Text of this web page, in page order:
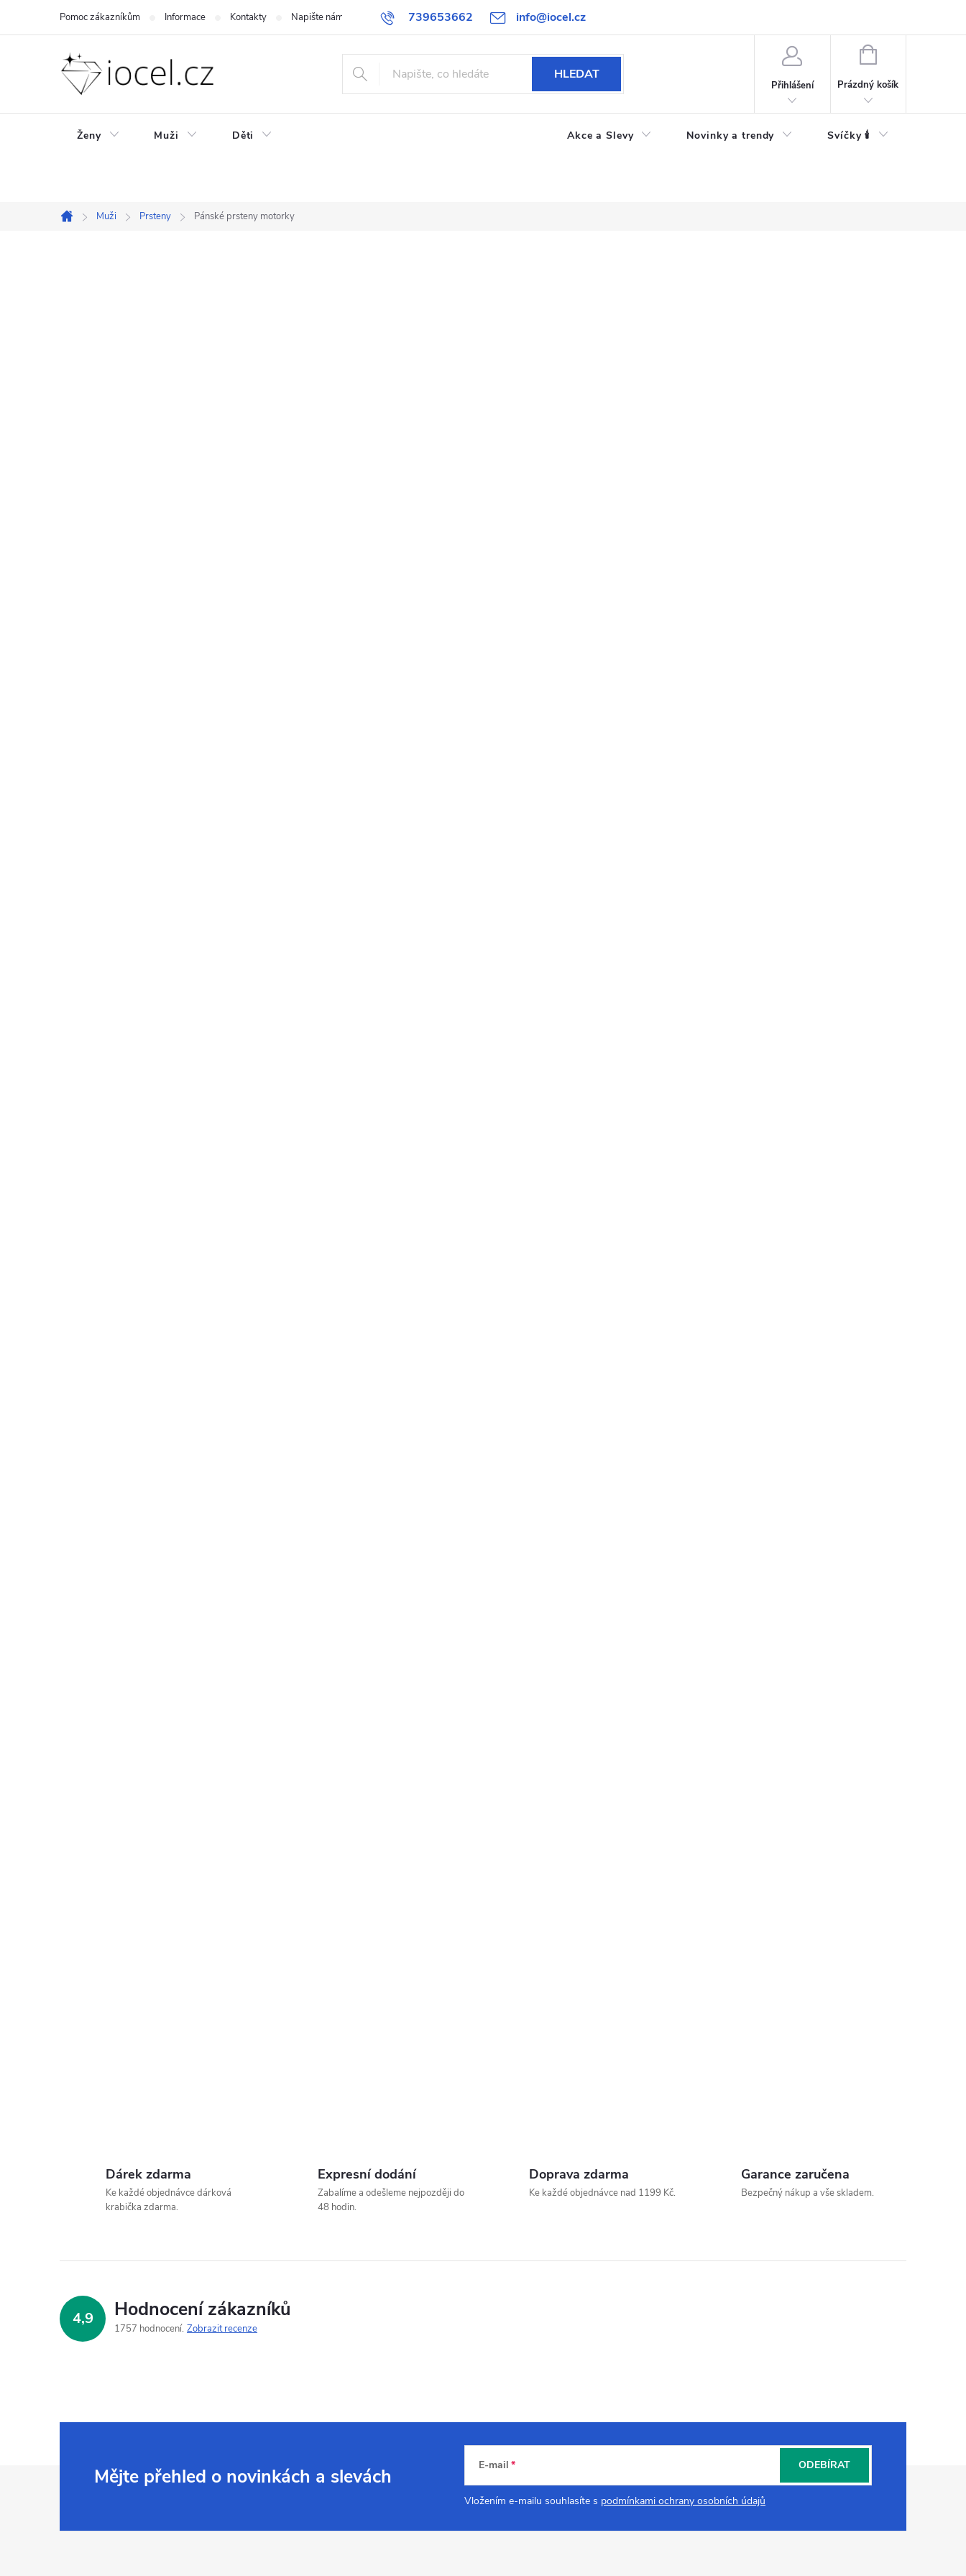
739653662 info@iocel.cz
Pomoc zákazníkům Informace Kontakty Napište nám Blog Obchodní podmínky Oblíbené Spolupráce
HLEDAT
Přihlášení
NÁKUPNÍ
Prázdný košík
Ženy Muži Děti Akce a Slevy Novinky a trendy Svíčky 🕯️
Domů
Muži Prsteny Pánské prsteny motorky
Dárek zdarma
Ke každé objednávce dárková
krabička zdarma.
Expresní dodání
Zabalíme a odešleme nejpozději do
48 hodin.
Doprava zdarma
Ke každé objednávce nad 1199 Kč.
Garance zaručena
Bezpečný nákup a vše skladem.
4,9 Hodnocení zákazníků
1757 hodnocení Zobrazit recenze
Mějte přehled o novinkách a slevách E-mail
Vložením e-mailu souhlasíte s podmínkami ochrany osobních údajů
ODEBÍRAT